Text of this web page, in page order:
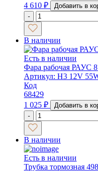
4 610 ₽
Добавить в
-
В наличии
Есть в наличии
Фара рабочая РАУС
Артикул: H3 12V
Код
68429
1 025 ₽
Добавить в
-
В наличии
Есть в наличии
Трубка тормозная